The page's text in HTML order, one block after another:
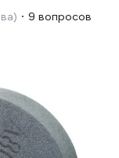
9 вопросов